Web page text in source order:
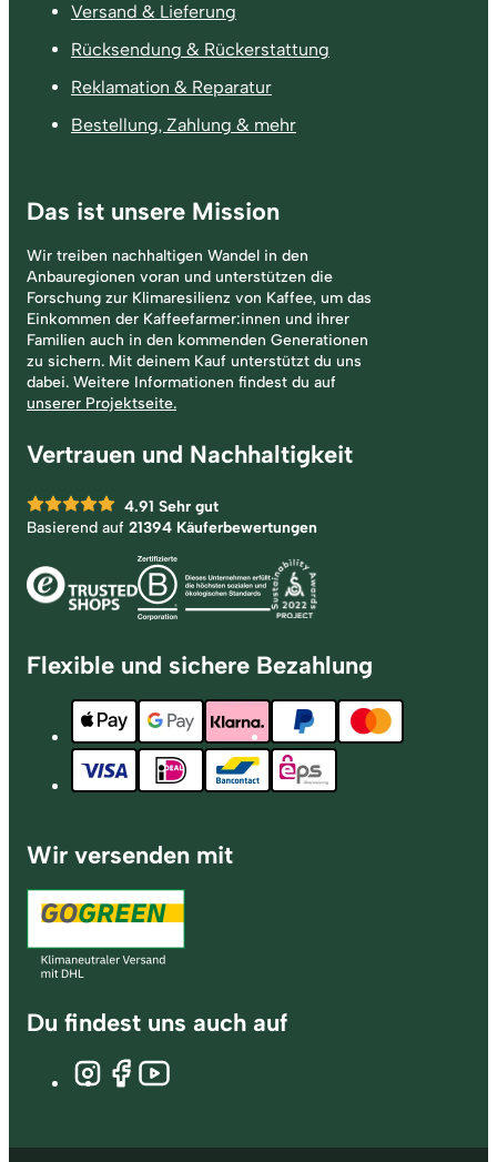
Versand & Lieferung
Rücksendung & Rückerstattung
Reklamation & Reparatur
Bestellung, Zahlung & mehr
Das ist unsere Mission
Wir treiben nachhaltigen Wandel in den
Anbauregionen voran und unterstützen die
Forschung zur Klimaresilienz von Kaffee, um das
Einkommen der Kaffeefarmer:innen und ihrer
Familien auch in den kommenden Generationen
zu sichern. Mit deinem Kauf unterstützt du uns
dabei. Weitere Informationen findest du auf
unserer Projektseite.
Vertrauen und Nachhaltigkeit
4.91 Sehr gut
Basierend auf 21394 Käuferbewertungen
Flexible und sichere Bezahlung
Wir versenden mit
Du findest uns auch auf